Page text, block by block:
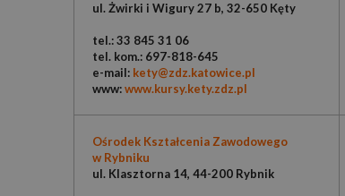
ul. Żwirki i Wigury 27 b, 32-650 Kęty
tel.: 33 845 31 06
tel. kom.: 697-818-645
e-mail: kety@zdz.katowice.pl
www:www.kursy.kety.zdz.pl
Ośrodek Kształcenia Zawodowego
w Rybniku
ul. Klasztorna 14, 44-200 Rybnik